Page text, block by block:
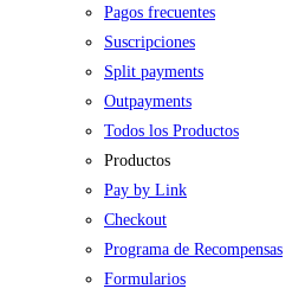
Pagos frecuentes
Suscripciones
Split payments
Outpayments
Todos los Productos
Productos
Pay by Link
Checkout
Programa de Recompensas
Formularios